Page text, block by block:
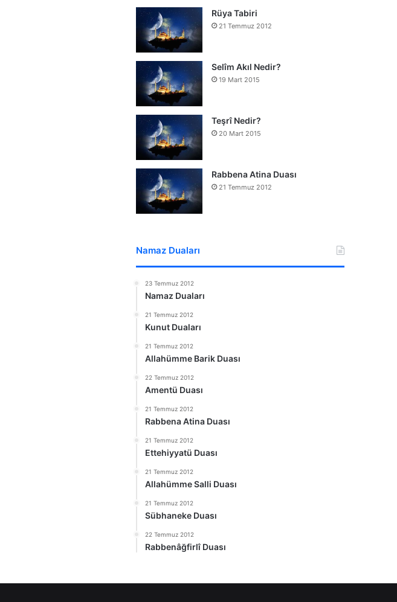
Rüya Tabiri
21 Temmuz 2012
Selîm Akıl Nedir?
19 Mart 2015
Teşrî Nedir?
20 Mart 2015
Rabbena Atina Duası
21 Temmuz 2012
Namaz Duaları
23 Temmuz 2012
Namaz Duaları
21 Temmuz 2012
Kunut Duaları
21 Temmuz 2012
Allahümme Barik Duası
22 Temmuz 2012
Amentü Duası
21 Temmuz 2012
Rabbena Atina Duası
21 Temmuz 2012
Ettehiyyatü Duası
21 Temmuz 2012
Allahümme Salli Duası
21 Temmuz 2012
Sübhaneke Duası
22 Temmuz 2012
Rabbenâğfirlî Duası